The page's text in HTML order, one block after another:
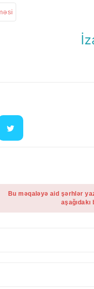
Bu məqaləyə aid şərhlər